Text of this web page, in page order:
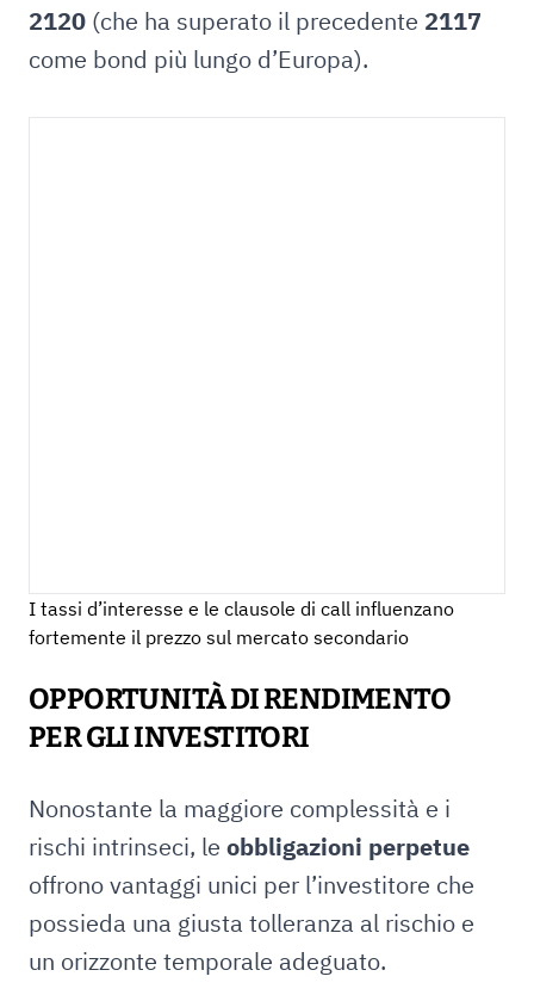
2120 (che ha superato il precedente 2117
come bond più lungo d’Europa).
I tassi d’interesse e le clausole di call influenzano
fortemente il prezzo sul mercato secondario
OPPORTUNITÀ DI RENDIMENTO
PER GLI INVESTITORI
Nonostante la maggiore complessità e i
rischi intrinseci, le obbligazioni perpetue
offrono vantaggi unici per l’investitore che
possieda una giusta tolleranza al rischio e
un orizzonte temporale adeguato.